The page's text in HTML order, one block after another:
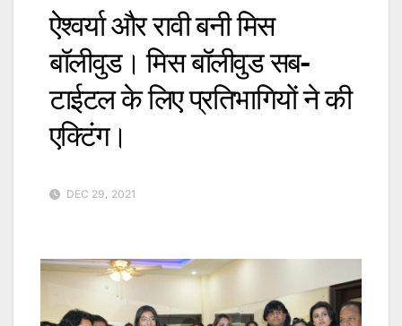
ऐश्वर्या और रावी बनी मिस
बॉलीवुड। मिस बॉलीवुड सब-
टाईटल के लिए प्रतिभागियों ने की
एक्टिंग।
DEC 29, 2021